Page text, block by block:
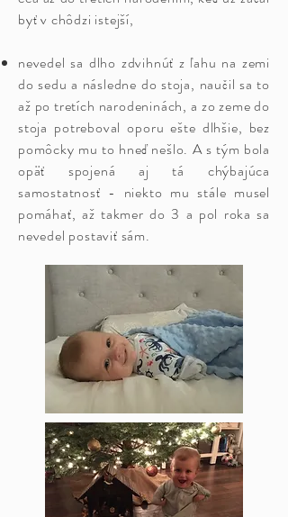
byť v chôdzi istejší,
nevedel sa dlho zdvihnúť z ľahu na zemi
do sedu a následne do stoja, naučil sa to
až po tretích narodeninách, a zo zeme do
stoja potreboval oporu ešte dlhšie, bez
pomôcky mu to hneď nešlo. A s tým bola
opäť spojená aj tá chýbajúca
samostatnosť - niekto mu stále musel
pomáhať, až takmer do 3 a pol roka sa
nevedel postaviť sám.